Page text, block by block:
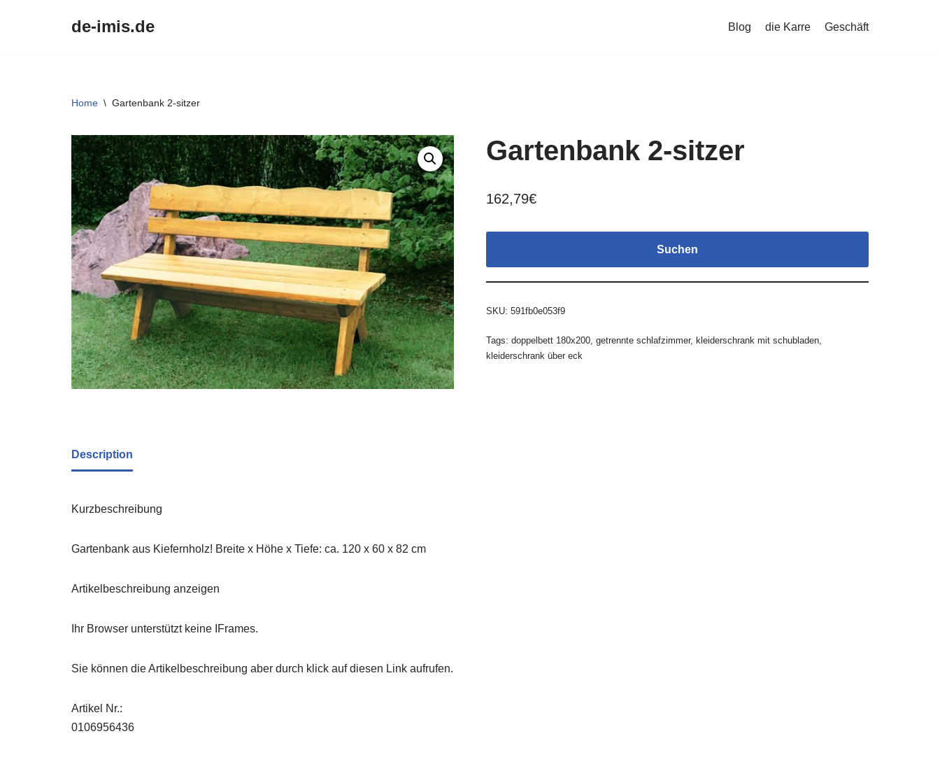
de-imis.de Blog die Karre Geschäft
Home \ Gartenbank 2-sitzer
Gartenbank 2-sitzer
162,79€
Suchen
SKU: 591fb0e053f9
Tags: doppelbett 180x200, getrennte schlafzimmer, kleiderschrank mit schubladen,
kleiderschrank über eck
Description
Kurzbeschreibung
Gartenbank aus Kiefernholz! Breite x Höhe x Tiefe: ca. 120 x 60 x 82 cm
Artikelbeschreibung anzeigen
Ihr Browser unterstützt keine IFrames.
Sie können die Artikelbeschreibung aber durch klick auf diesen Link aufrufen.
Artikel Nr.:
0106956436